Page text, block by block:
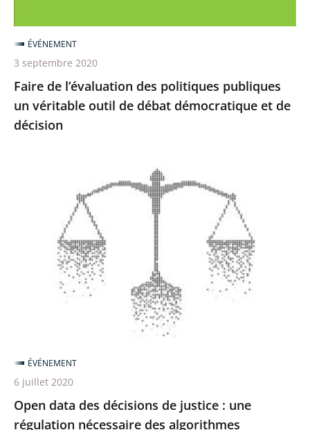
de
débat
démocratique
et
de
décision
Faire de l’évaluation des politiques publiques
un véritable outil de débat démocratique et de
décision
ÉVÉNEMENT
3 septembre 2020
décisions
des
algorithmes
Open data des décisions de justice : une
régulation nécessaire des algorithmes
ÉVÉNEMENT
6 juillet 2020